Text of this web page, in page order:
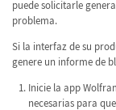
puede solicitarle
problema.
Si la interfaz de su
genere un informe de
Inicie la app
necesarias para